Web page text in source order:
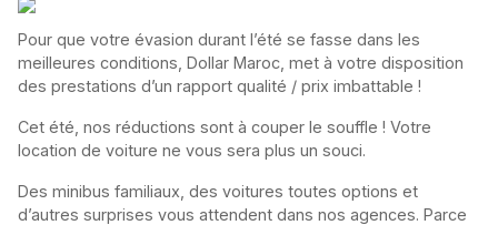
Pour que votre évasion durant l’été se fasse dans les
meilleures conditions, Dollar Maroc, met à votre disposition
des prestations d’un rapport qualité / prix imbattable !
Cet été, nos réductions sont à couper le souffle ! Votre
location de voiture ne vous sera plus un souci.
Des minibus familiaux, des voitures toutes options et
d’autres surprises vous attendent dans nos agences. Parce